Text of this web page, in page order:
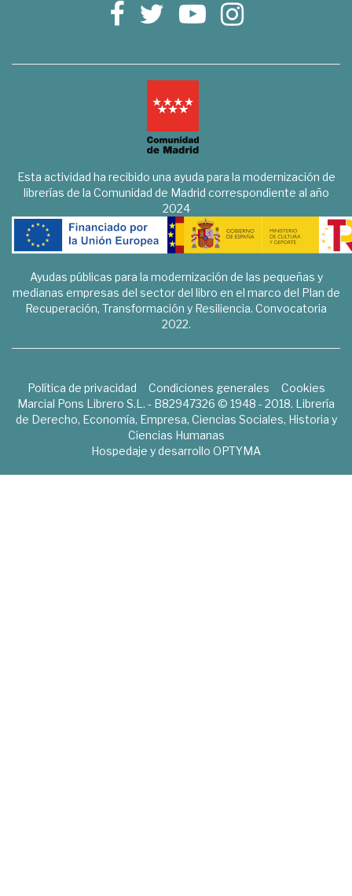
Esta actividad ha recibido una ayuda para la modernización de
librerías de la Comunidad de Madrid correspondiente al año
2024
Ayudas públicas para la modernización de las pequeñas y
medianas empresas del sector del libro en el marco del Plan de
Recuperación, Transformación y Resiliencia. Convocatoria
2022.
Política de privacidad Condiciones generales
Cookies
Marcial Pons Librero S.L. - B82947326 © 1948 - 2018. Librería
de Derecho, Economía, Empresa, Ciencias Sociales, Historia y
Ciencias Humanas
Hospedaje y desarrollo OPTYMA